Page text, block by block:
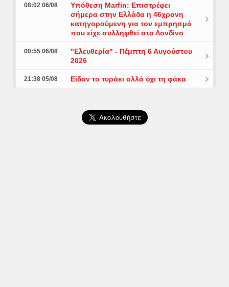
08:02 06/08
Υπόθεση Marfin: Επιστρέφει
σήμερα στην Ελλάδα η 46χρονη
κατηγορούμενη για τον εμπρησμό
που είχε συλληφθεί στο Λονδίνο
00:55 06/08
"Ελευθερία" - Πέμπτη 6 Αυγούστου
2026
21:38 05/08 Είδαν το τυράκι αλλά όχι τη φάκα